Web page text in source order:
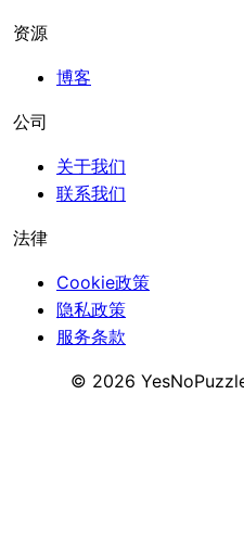
资源
博客
公司
关于我们
联系我们
法律
Cookie政策
隐私政策
服务条款
© 2026